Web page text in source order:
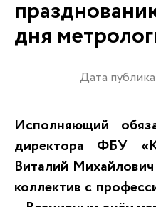
дня
Дата
Исполняющий
директора ФБУ
Виталий
коллектив с